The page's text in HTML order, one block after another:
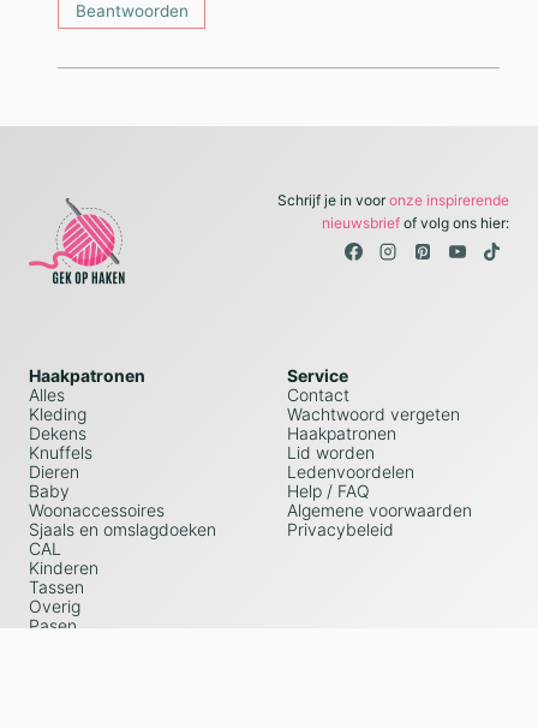
Beantwoorden
Schrijf je in vooronze inspirerende
nieuwsbriefof volg ons hier:
Haakpatronen
Alles
Kleding
Dekens
Knuffels
Dieren
Baby
Woonaccessoires
Sjaals en omslagdoeken
CAL
Kinderen
Tassen
Overig
Pasen
Service
Contact
Wachtwoord vergeten
Haakpatronen
Lid worden
Ledenvoordelen
Help / FAQ
Algemene voorwaarden
Privacybeleid